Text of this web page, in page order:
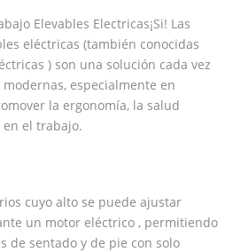
Elevables Electricas¡Si! Las
eléctricas (también conocidas
) son una solución cada vez
especialmente en
la ergonomía, la salud
el trabajo.
cuyo alto se puede ajustar
un motor eléctrico , permitiendo
de sentado y de pie con solo